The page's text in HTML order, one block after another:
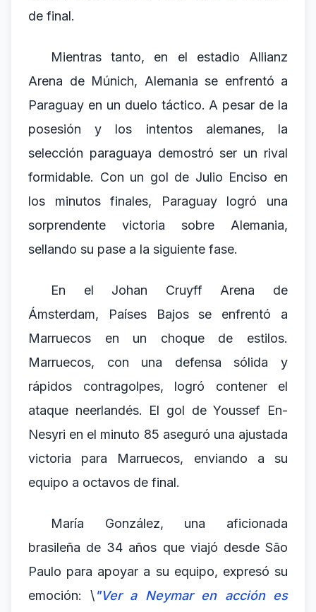
de final.
Mientras tanto, en el estadio Allianz
Arena de Múnich, Alemania se enfrentó a
Paraguay en un duelo táctico. A pesar de la
posesión y los intentos alemanes, la
selección paraguaya demostró ser un rival
formidable. Con un gol de Julio Enciso en
los minutos finales, Paraguay logró una
sorprendente victoria sobre Alemania,
sellando su pase a la siguiente fase.
En el Johan Cruyff Arena de
Ámsterdam, Países Bajos se enfrentó a
Marruecos en un choque de estilos.
Marruecos, con una defensa sólida y
rápidos contragolpes, logró contener el
ataque neerlandés. El gol de Youssef En-
Nesyri en el minuto 85 aseguró una ajustada
victoria para Marruecos, enviando a su
equipo a octavos de final.
María González, una aficionada
brasileña de 34 años que viajó desde São
Paulo para apoyar a su equipo, expresó su
emoción: \"Ver a Neymar en acción es